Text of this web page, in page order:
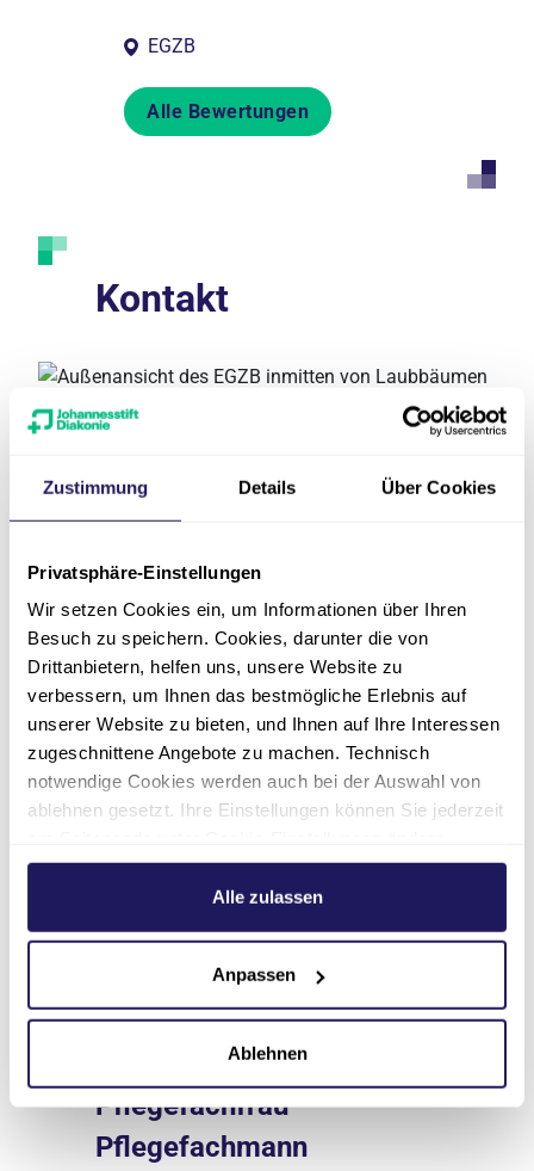
Zustimmung Details Über Cookies
Privatsphäre-Einstellungen
Wir setzen Cookies ein, um Informationen über Ihren
Besuch zu speichern. Cookies, darunter die von
Drittanbietern, helfen uns, unsere Website zu
verbessern, um Ihnen das bestmögliche Erlebnis auf
unserer Website zu bieten, und Ihnen auf Ihre Interessen
zugeschnittene Angebote zu machen. Technisch
notwendige Cookies werden auch bei der Auswahl von
ablehnen gesetzt. Ihre Einstellungen können Sie jederzeit
Weitere Informationen hierzu finden Sie in unserer
.Alle zulassen
Anpassen
Ablehnen
EGZB
Alle Bewertungen
Kontakt
Adresse
E-Mail
Aufnahme
Stellenangebote
Pflege
Ausbildung
Pflegefachfrau *
Pflegefachmann